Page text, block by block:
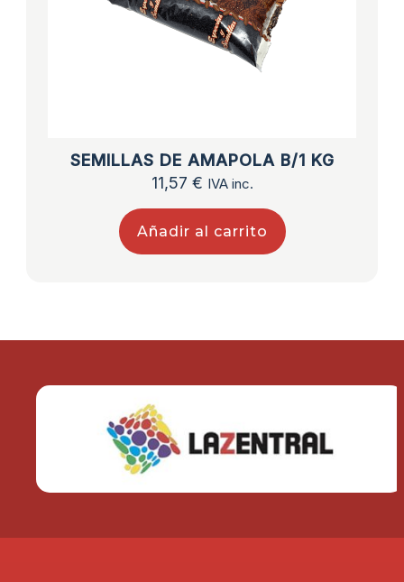
SEMILLAS DE AMAPOLA B/1 KG
11,57 € IVA inc.
Añadir al carrito